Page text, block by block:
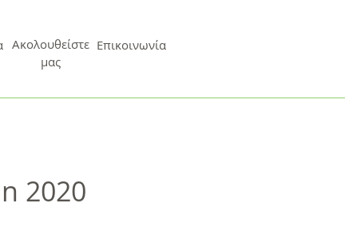
Ακολουθείστε Επικοινωνία
μας
2020